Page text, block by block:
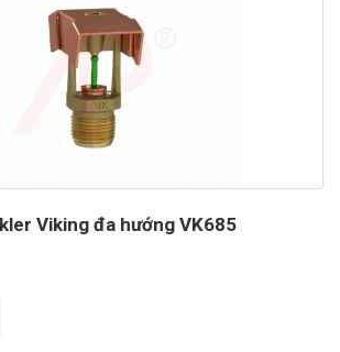
Viking đa hướng VK685